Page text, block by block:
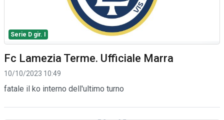
Serie D gir. I
Fc Lamezia Terme. Ufficiale Marra
10/10/2023 10:49
fatale il ko interno dell'ultimo turno